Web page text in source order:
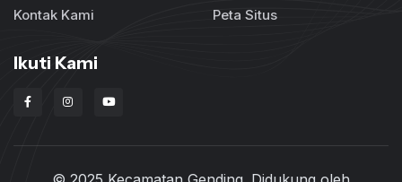
Kontak Kami
Peta Situs
Ikuti Kami